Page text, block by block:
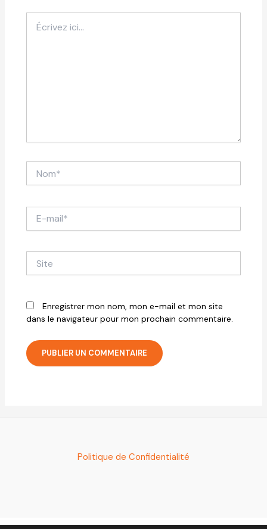
ici…
mail*
Enregistrer mon nom, mon e-mail et mon site
dans le navigateur pour mon prochain commentaire.
Politique de Confidentialité